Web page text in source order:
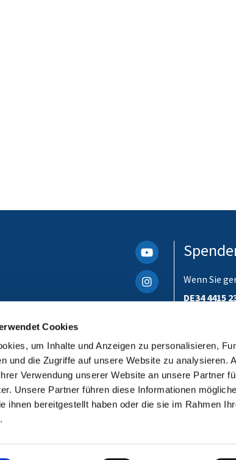
Cookies
um Inhalte und Anzeigen zu personalisieren,
und die Zugriffe auf unsere Website zu analysieren.
Verwendung unserer Website an unsere Partner
Unsere Partner führen diese Informationen
ihnen bereitgestellt haben oder die sie im Rahmen
Wenn Sie
DE34 4415
Bitte